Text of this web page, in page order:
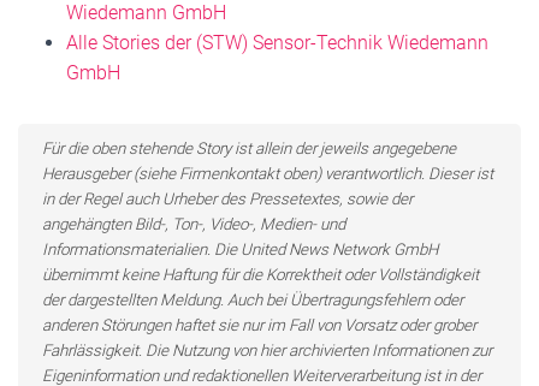
Wiedemann GmbH
Alle Stories der (STW) Sensor-Technik Wiedemann
GmbH
Für die oben stehende Story ist allein der jeweils angegebene
Herausgeber (siehe Firmenkontakt oben) verantwortlich. Dieser ist
in der Regel auch Urheber des Pressetextes, sowie der
angehängten Bild-, Ton-, Video-, Medien- und
Informationsmaterialien. Die United News Network GmbH
übernimmt keine Haftung für die Korrektheit oder Vollständigkeit
der dargestellten Meldung. Auch bei Übertragungsfehlern oder
anderen Störungen haftet sie nur im Fall von Vorsatz oder grober
Fahrlässigkeit. Die Nutzung von hier archivierten Informationen zur
Eigeninformation und redaktionellen Weiterverarbeitung ist in der